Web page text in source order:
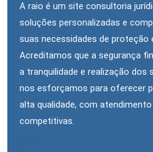
A raio é um site consultoria
soluções personalizadas e
suas necessidades de proteção
Acreditamos que a segurança
a tranquilidade e realização dos
nos esforçamos para oferecer
alta qualidade, com
competitivas.